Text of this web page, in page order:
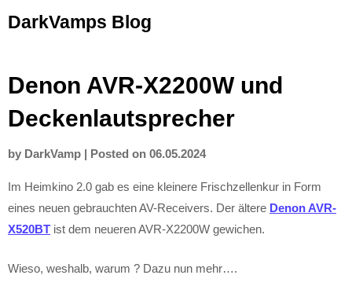
toDarkVamps Blog
Denon AVR-X2200W und
Deckenlautsprecher
by DarkVamp | Posted on 06.05.2024
Im Heimkino 2.0 gab es eine kleinere Frischzellenkur in Form
eines neuen gebrauchten AV-Receivers. Der ältere Denon AVR-
X520BT ist dem neueren AVR-X2200W gewichen.
Wieso, weshalb, warum ? Dazu nun mehr….